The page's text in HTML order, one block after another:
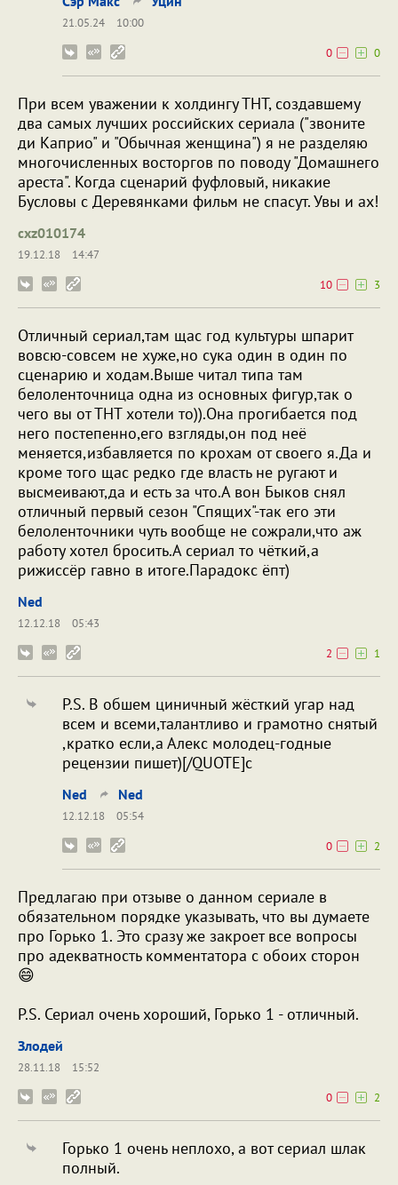
21.05.24
10:00
0
0
При всем уважении к холдингу ТНТ, создавшему
два самых лучших российских сериала ("звоните
ди Каприо" и "Обычная женщина") я не разделяю
многочисленных восторгов по поводу "Домашнего
ареста". Когда сценарий фуфловый, никакие
Бусловы с Деревянками фильм не спасут. Увы и ах!
cxz010174
19.12.18
14:47
10
3
Отличный сериал,там щас год культуры шпарит
вовсю-совсем не хуже,но сука один в один по
сценарию и ходам.Выше читал типа там
белоленточница одна из основных фигур,так о
чего вы от ТНТ хотели то)).Она прогибается под
него постепенно,его взгляды,он под неё
меняется,избавляется по крохам от своего я.Да и
кроме того щас редко где власть не ругают и
высмеивают,да и есть за что.А вон Быков снял
отличный первый сезон "Спящих"-так его эти
белоленточники чуть вообще не сожрали,что аж
работу хотел бросить.А сериал то чёткий,а
рижиссёр гавно в итоге.Парадокс ёпт)
Ned
12.12.18
05:43
2
1
P.S. В обшем циничный жёсткий угар над
всем и всеми,талантливо и грамотно снятый
,кратко если,а Алекс молодец-годные
рецензии пишет)[/QUOTE]с
Ned Ned
12.12.18
05:54
0
2
Предлагаю при отзыве о данном сериале в
обязательном порядке указывать, что вы думаете
про Горько 1. Это сразу же закроет все вопросы
про адекватность комментатора с обоих сторон
😄
P.S. Сериал очень хороший, Горько 1 - отличный.
Злодей
28.11.18
15:52
0
2
Горько 1 очень неплохо, а вот сериал шлак
полный.